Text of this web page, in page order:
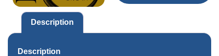
Description
Description